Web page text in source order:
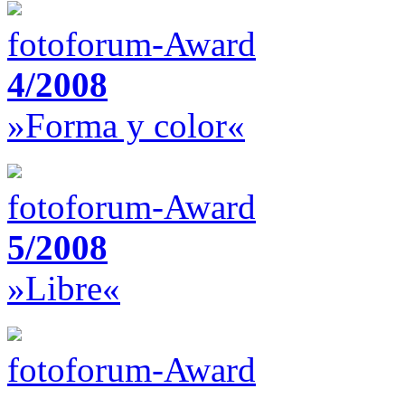
fotoforum-Award
4/2008
»Forma y color«
fotoforum-Award
5/2008
»Libre«
fotoforum-Award